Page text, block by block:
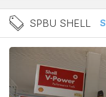
Berita
SPBU SHELL